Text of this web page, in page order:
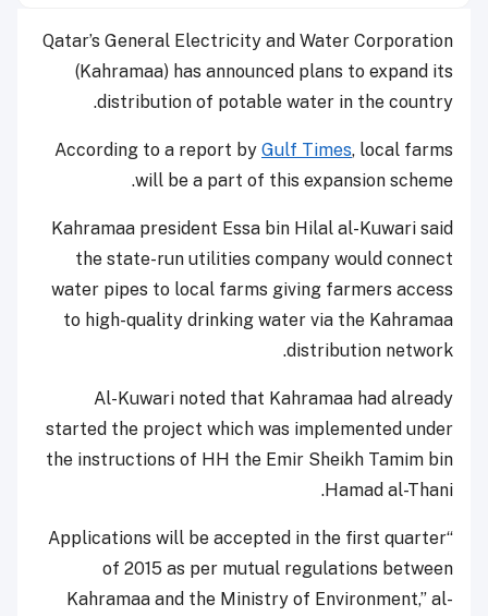
Qatar’s General Electricity and Water Corporation
(Kahramaa) has announced plans to expand its
distribution of potable water in the country.
According to a report by Gulf Times, local farms
will be a part of this expansion scheme.
Kahramaa president Essa bin Hilal al-Kuwari said
the state-run utilities company would connect
water pipes to local farms giving farmers access
to high-quality drinking water via the Kahramaa
distribution network.
Al-Kuwari noted that Kahramaa had already
started the project which was implemented under
the instructions of HH the Emir Sheikh Tamim bin
Hamad al-Thani.
“Applications will be accepted in the first quarter
of 2015 as per mutual regulations between
Kahramaa and the Ministry of Environment,” al-